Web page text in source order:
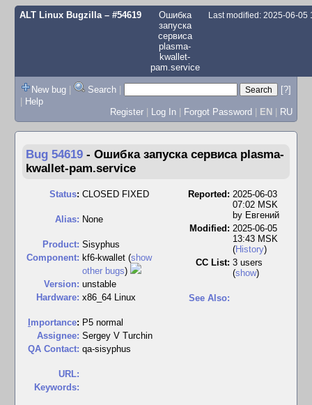
ALT Linux Bugzilla– #54619
Ошибка
запуска
сервиса
plasma-
kwallet-
pam.service
Last modified: 2025-06-05
New bug | Search |
[?]
| Help
Register | Log In | Forgot Password | EN | RU
Bug 54619 - Ошибка запуска сервиса plasma-
kwallet-pam.service
Status: CLOSED FIXED
Alias: None
Product: Sisyphus
Component: kf6-kwallet (show
other bugs)
Version: unstable
Hardware: x86_64 Linux
mportance: P5 normal
Assignee: Sergey V Turchin
QA Contact: qa-sisyphus
URL:
Keywords:
Reported: 2025-06-03
07:02 MSK
by Евгений
Modified: 2025-06-05
13:43 MSK
(History)
CC List: 3 users
(show)
See Also: